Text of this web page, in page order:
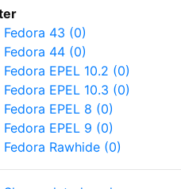
Fedora 43 (0)
Fedora 44 (0)
Fedora EPEL 10.2 (0)
Fedora EPEL 10.3 (0)
Fedora EPEL 8 (0)
Fedora EPEL 9 (0)
Fedora Rawhide (0)